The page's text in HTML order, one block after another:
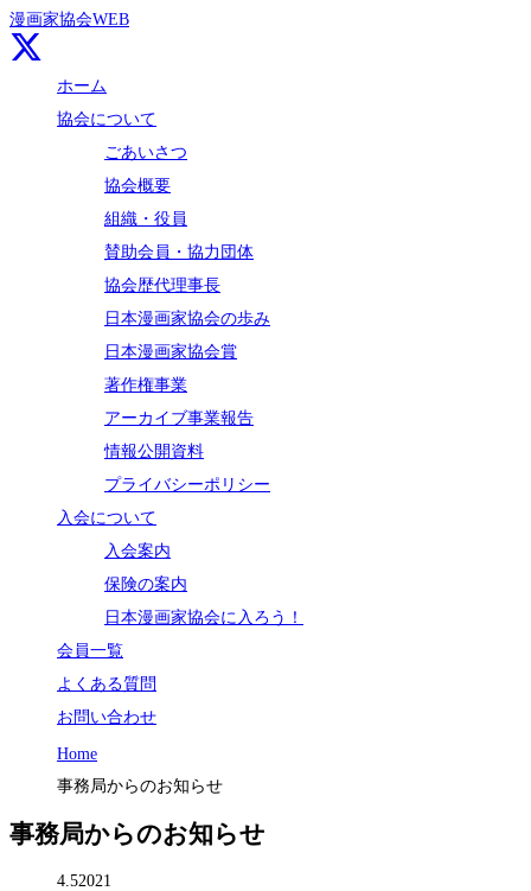
漫画家協会WEB
ホーム
協会について
ごあいさつ
協会概要
組織・役員
賛助会員・協力団体
協会歴代理事長
日本漫画家協会の歩み
日本漫画家協会賞
著作権事業
アーカイブ事業報告
情報公開資料
プライバシーポリシー
入会について
入会案内
保険の案内
日本漫画家協会に入ろう！
会員一覧
よくある質問
お問い合わせ
Home
事務局からのお知らせ
事務局からのお知らせ
4.52021